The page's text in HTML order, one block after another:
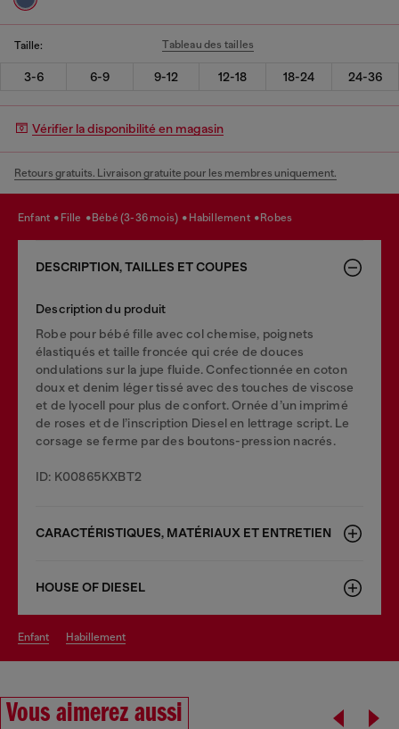
Taille: Tableau des tailles
3-6 6-9 9-12 12-18 18-24 24-36
Vérifier la disponibilité en magasin
Retours gratuits. Livraison gratuite pour les membres uniquement.
enfant fille bébé (3-36 mois) habillement robes
DESCRIPTION, TAILLES ET COUPES
Description du produit
Robe pour bébé fille avec col chemise, poignets
élastiqués et taille froncée qui crée de douces
ondulations sur la jupe fluide. Confectionnée en coton
doux et denim léger tissé avec des touches de viscose
et de lyocell pour plus de confort. Ornée d’un imprimé
de roses et de l’inscription Diesel en lettrage script. Le
corsage se ferme par des boutons-pression nacrés.
ID: K00865KXBT2
CARACTÉRISTIQUES, MATÉRIAUX ET ENTRETIEN
HOUSE OF DIESEL
enfant habillement
Vous aimerez aussi